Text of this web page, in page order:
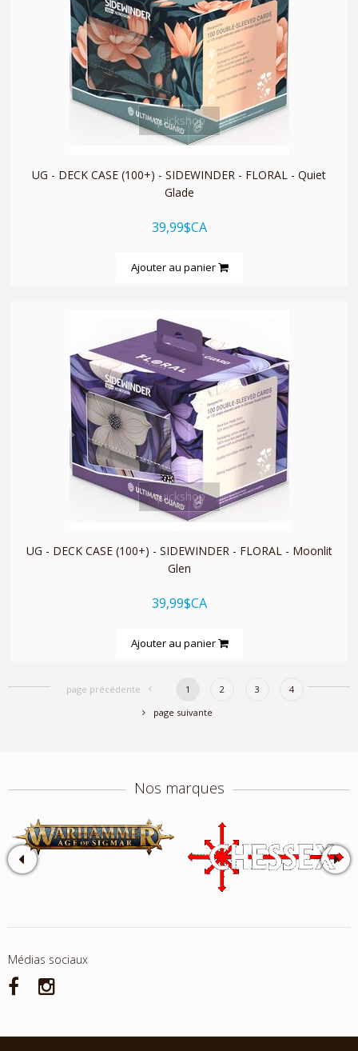
quickshop
UG - DECK CASE (100+) - SIDEWINDER - FLORAL - Quiet
Glade
39,99$CA
Ajouter au panier
quickshop
UG - DECK CASE (100+) - SIDEWINDER - FLORAL - Moonlit
Glen
39,99$CA
Ajouter au panier
page précédente 1 2 3
4
page suivante
Nos marques
Médias sociaux